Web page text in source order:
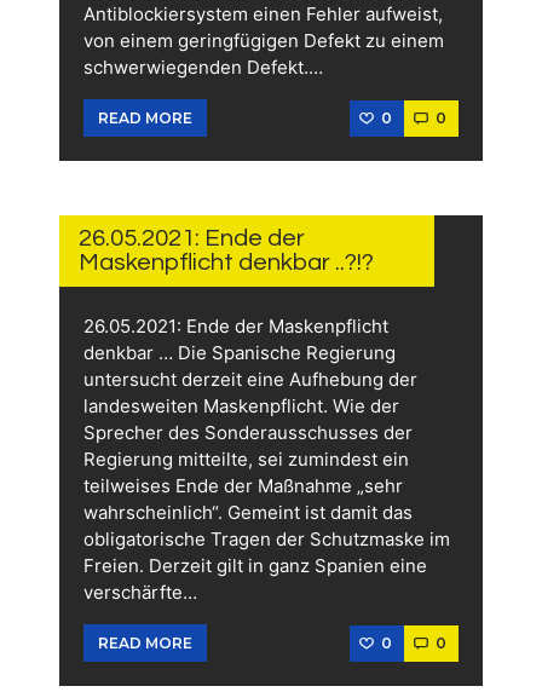
Antiblockiersystem einen Fehler aufweist,
von einem geringfügigen Defekt zu einem
schwerwiegenden Defekt.…
READ MORE 0 0
26.05.2021: Ende der
Maskenpflicht denkbar ..?!?
26.05.2021: Ende der Maskenpflicht
denkbar … Die Spanische Regierung
untersucht derzeit eine Aufhebung der
landesweiten Maskenpflicht. Wie der
Sprecher des Sonderausschusses der
Regierung mitteilte, sei zumindest ein
teilweises Ende der Maßnahme „sehr
wahrscheinlich“. Gemeint ist damit das
obligatorische Tragen der Schutzmaske im
Freien. Derzeit gilt in ganz Spanien eine
verschärfte…
READ MORE 0 0